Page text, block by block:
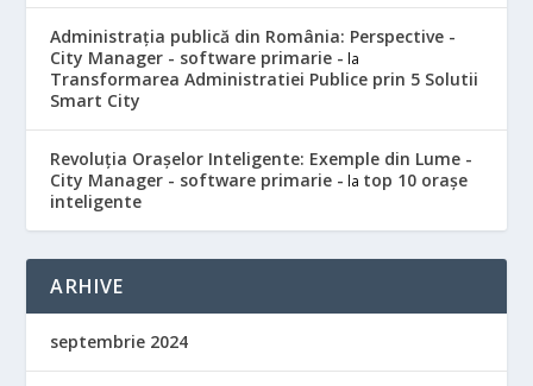
Administrația publică din România: Perspective -
City Manager - software primarie - la
Transformarea Administratiei Publice prin 5 Solutii
Smart City
Revoluția Orașelor Inteligente: Exemple din Lume -
City Manager - software primarie - la top 10 orașe
inteligente
ARHIVE
septembrie 2024